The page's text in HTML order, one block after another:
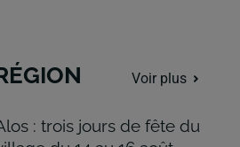
Voir plus
: trois jours de fête du